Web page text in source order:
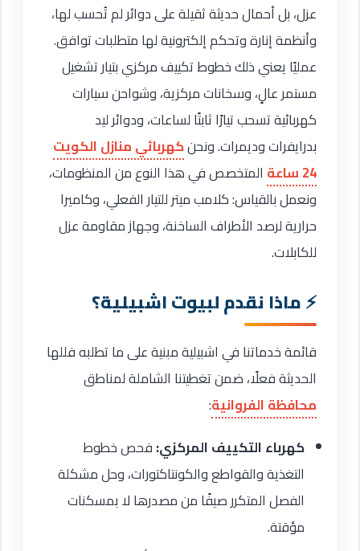
عزل، بل أحمال حديثة ثقيلة على دوائر لم تُحسب لها،
وأنظمة إنارة وتحكم إلكترونية لها متطلبات توافق.
عمليًا يعني ذلك خطوط تكييف مركزي بتيار تشغيل
مستمر عالٍ، وسخانات مركزية، وشواحن سيارات
كهربائية تسحب تيارًا ثابتًا لساعات، ودوائر ليد
بدرايفرات وديمرات. ونحنكهربائي منازل الكويت
24 ساعة
المتخصص في هذا النوع من المنظومات،
ونعمل بالقياس: كلامب ميتر للتيار الفعلي، وكاميرا
حرارية لرصد الأطراف الساخنة، وجهاز مقاومة عزل
للكابلات.
ماذا نقدم لبيوت اشبيلية؟
قائمة خدماتنا في اشبيلية مبنية على ما تطلبه فللها
الحديثة فعلًا، ضمن تغطيتنا الشاملة لمناطق
محافظة الفروانية:
كهرباء التكييف المركزي: فحص خطوط
التغذية والقواطع والكونتاكتورات، وحل مشكلة
الفصل المتكرر صيفًا من مصدرها لا بمسكنات
مؤقتة.